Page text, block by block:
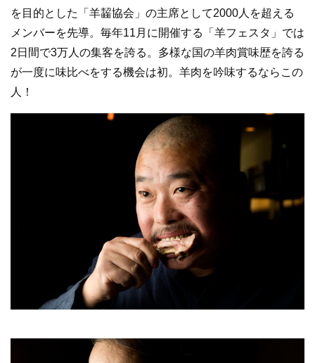
を目的とした「羊齧協会」の主席として2000人を超える
メンバーを先導。毎年11月に開催する「羊フェスタ」では
2日間で3万人の集客を誇る。多様な国の羊肉賞味歴を誇る
が一度に味比べをする機会は初。羊肉を吟味するならこの
人！